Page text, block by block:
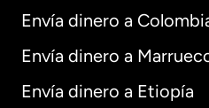
Envía dinero a
Envía dinero a
Envía dinero a Etiopía